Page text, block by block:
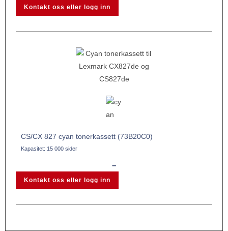
Kontakt oss eller logg inn
CS/CX 827 cyan tonerkassett (73B20C0)
Kapasitet: 15 000 sider
–
Kontakt oss eller logg inn